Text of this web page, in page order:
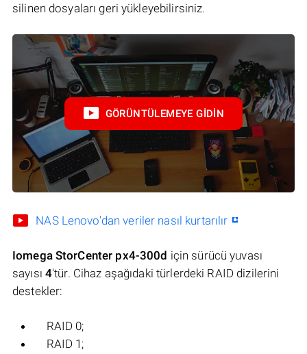
silinen dosyaları geri yükleyebilirsiniz.
GÖRÜNTÜLEMEYE GIDIN
NAS Lenovo'dan veriler nasıl kurtarılır
Iomega StorCenter px4-300d için sürücü yuvası
sayısı 4'tür. Cihaz aşağıdaki türlerdeki RAID dizilerini
destekler:
RAID 0;
RAID 1;